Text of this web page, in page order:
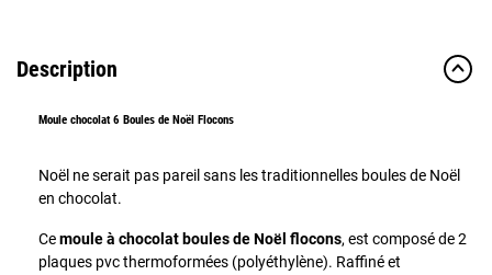
Description
Moule chocolat 6 Boules de Noël Flocons
Noël ne serait pas pareil sans les traditionnelles boules de Noël
en chocolat.
Cemoule à chocolat boules de Noël flocons, est composé de 2
plaques pvc thermoformées (polyéthylène). Raffiné et